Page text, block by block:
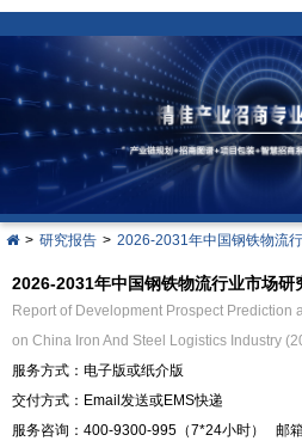
> 研究报告 > 2026-2031年中国钢铁物流行
2026-2031年中国钢铁物流行业市场研
Report of Development Prospect Prediction
on China Iron And Steel Logistics Industry
服务方式：电子版或纸介版
交付方式：Email发送或EMS快递
服务咨询：400-9300-995（7*24小时） 邮